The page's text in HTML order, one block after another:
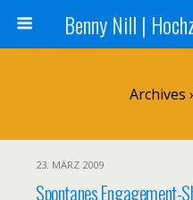
Archives
23. MÄRZ 2009
Spontanes Engagement-